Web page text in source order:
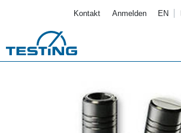
Kontakt Anmelden EN